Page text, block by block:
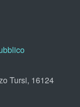
Tursi, 16124